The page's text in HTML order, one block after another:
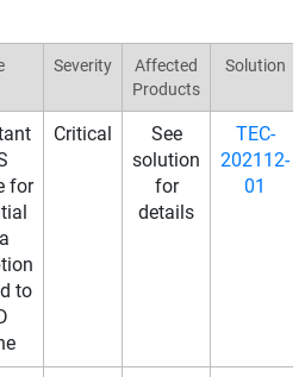
Severity
Affected
Products
Solution
for
to
Critical
See
solution
for
details
TEC-
202112-
01